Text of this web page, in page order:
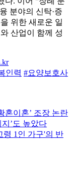
분야의 신탁·증
위한 새로운 일
산업이 함께 성
인력 #요양보호사
혼이혼’ 조장 논란
’도 높았다
령 1인 가구'의 반